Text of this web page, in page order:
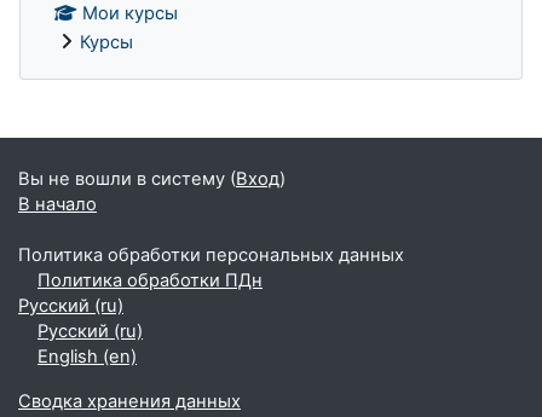
Мои курсы
Курсы
Дополнительные блоки
Вы не вошли в систему (Вход)
В начало
Политика обработки персональных данных
Политика обработки ПДн
Русский ‎(ru)‎
Русский ‎(ru)‎
English ‎(en)‎
Сводка хранения данных